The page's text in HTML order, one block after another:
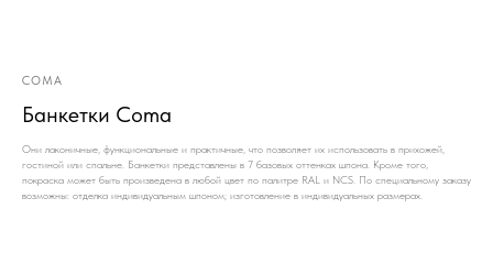
COMA
Банкетки Coma
Они лаконичные, функциональные и практичные, что позволяет их использовать в прихожей,
гостиной или спальне. Банкетки представлены в 7 базовых оттенках шпона. Кроме того,
покраска может быть произведена в любой цвет по палитре RAL и NCS. По специальному заказу
возможны: отделка индивидуальным шпоном; изготовление в индивидуальных размерах.